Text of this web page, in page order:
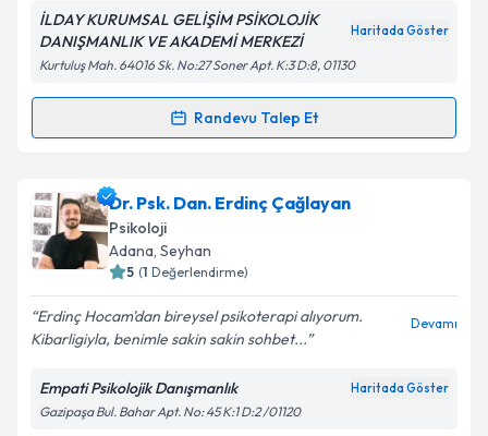
İLDAY KURUMSAL GELİŞİM PSİKOLOJİK
DANIŞMANLIK VE AKADEMİ MERKEZİ
Haritada Göster
Kurtuluş Mah. 64016 Sk. No:27 Soner Apt. K:3 D:8, 01130
Randevu Talep Et
Randevu Takvimi Talebi
Uzm. Psk. Dan. İlkay Yıldız için randevu takvimi
talebi oluşturun. Size bu uzmandan randevu almanız
için bir takvim hazırlandığında e-posta ile
bilgilendireceğiz.
E-posta Adresiniz
Kişisel verilerimin işlenmesine ilişkin
Dr. Psk. Dan. Erdinç Çağlayan
Psikoloji
Adana, Seyhan
5 (1 Değerlendirme)
Erdinç Hocam'dan bireysel psikoterapi alıyorum.
Kibarligiyla, benimle sakin sakin sohbet...
Devamı
Empati Psikolojik Danışmanlık Haritada Göster
Gazipaşa Bul. Bahar Apt. No: 45 K:1 D:2 /01120